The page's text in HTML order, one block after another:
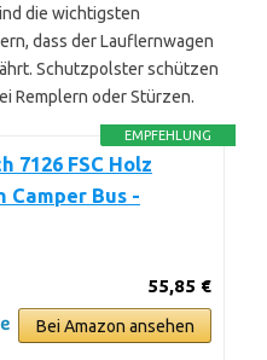
die wichtigsten
dass der Lauflernwagen
Schutzpolster schützen
Remplern oder Stürzen.
EMPFEHLUNG
7126 FSC Holz
Camper Bus -
55,85 €
Bei Amazon ansehen